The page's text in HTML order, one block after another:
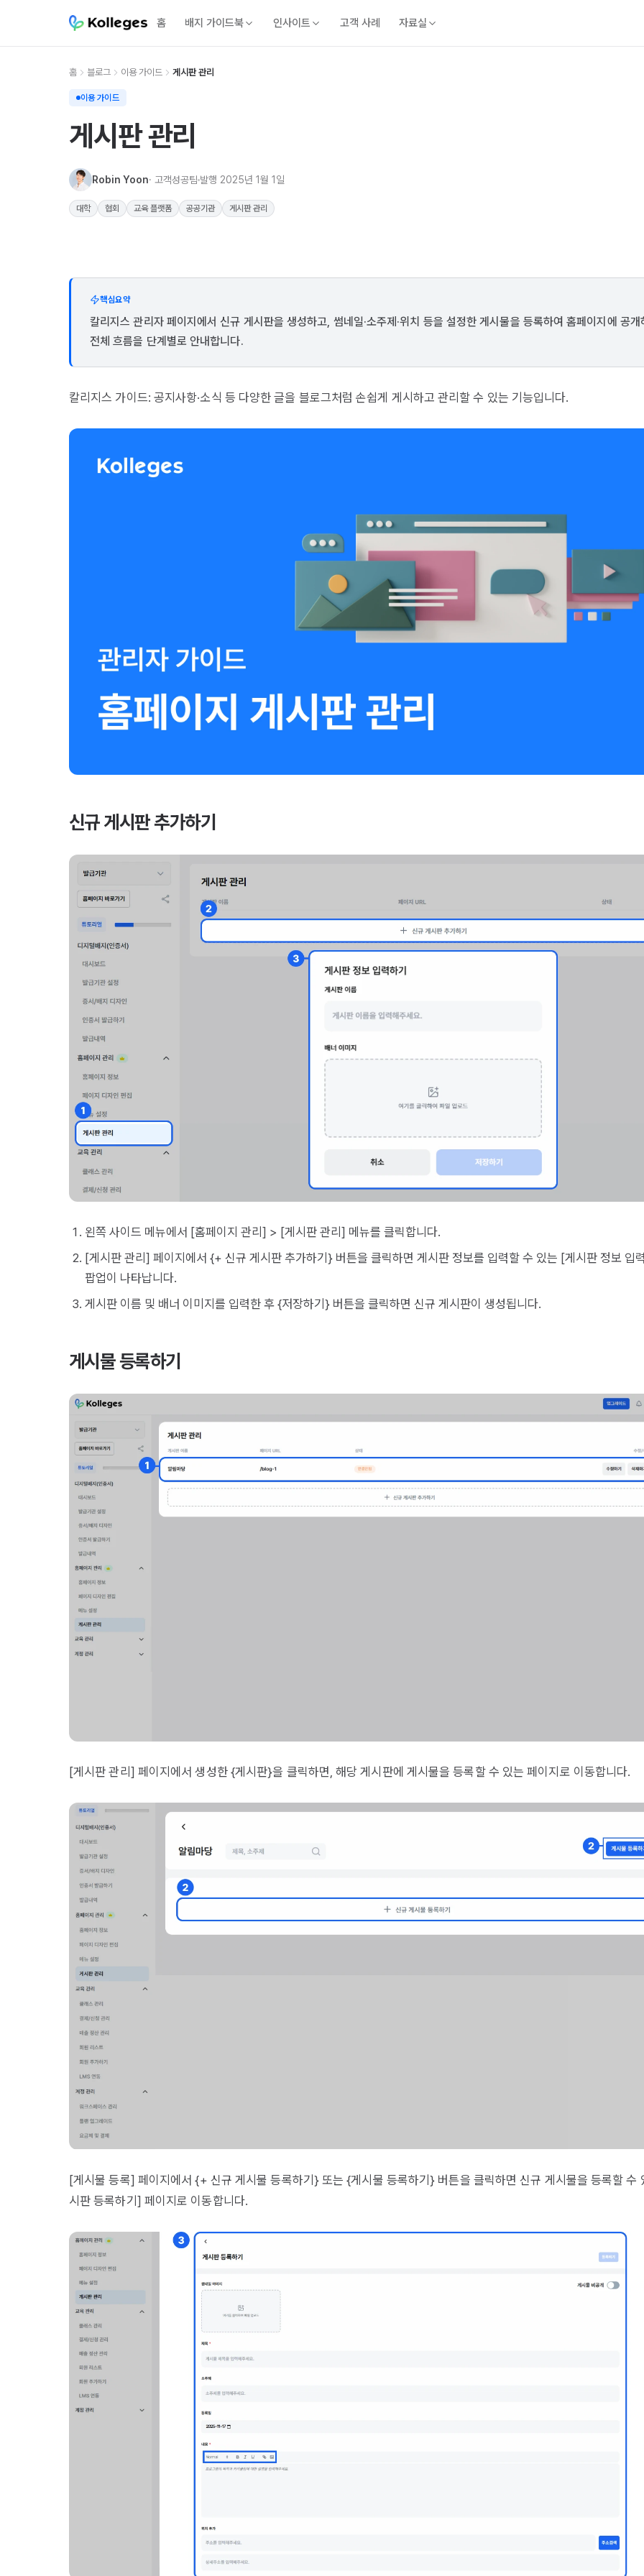
홈 배지 가이드북 인사이트 고객 사례 자료실
홈 블로그 이용 가이드 게시판 관리
이용 가이드
게시판 관리
Robin Yoon· 고객성공팀 발행 2025년 1월 1일
대학 협회 교육 플랫폼 공공기관 게시판 관리
핵심요약
칼리지스 관리자 페이지에서 신규 게시판을 생성하고, 썸네일·소주제·위치 등을 설정한 게시물을 등록하여 홈페이지에 공개
전체 흐름을 단계별로 안내합니다.
칼리지스 가이드: 공지사항·소식 등 다양한 글을 블로그처럼 손쉽게 게시하고 관리할 수 있는 기능입니다.
신규 게시판 추가하기
왼쪽 사이드 메뉴에서 [홈페이지 관리] > [게시판 관리] 메뉴를 클릭합니다.
[게시판 관리] 페이지에서 {+ 신규 게시판 추가하기} 버튼을 클릭하면 게시판 정보를 입력할 수 있는 [게시판 정보 입
팝업이 나타납니다.
게시판 이름 및 배너 이미지를 입력한 후 {저장하기} 버튼을 클릭하면 신규 게시판이 생성됩니다.
게시물 등록하기
[게시판 관리] 페이지에서 생성한 {게시판}을 클릭하면, 해당 게시판에 게시물을 등록할 수 있는 페이지로 이동합니다.
[게시물 등록] 페이지에서 {+ 신규 게시물 등록하기} 또는 {게시물 등록하기} 버튼을 클릭하면 신규 게시물을 등록할 수
시판 등록하기] 페이지로 이동합니다.